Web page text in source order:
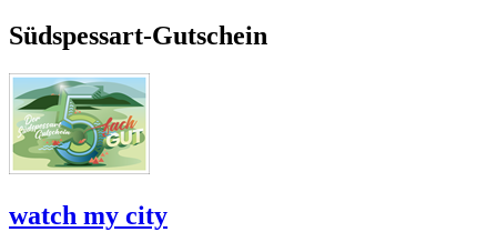
Südspessart-Gutschein
watch my city